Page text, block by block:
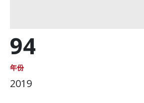
94
年份
2019